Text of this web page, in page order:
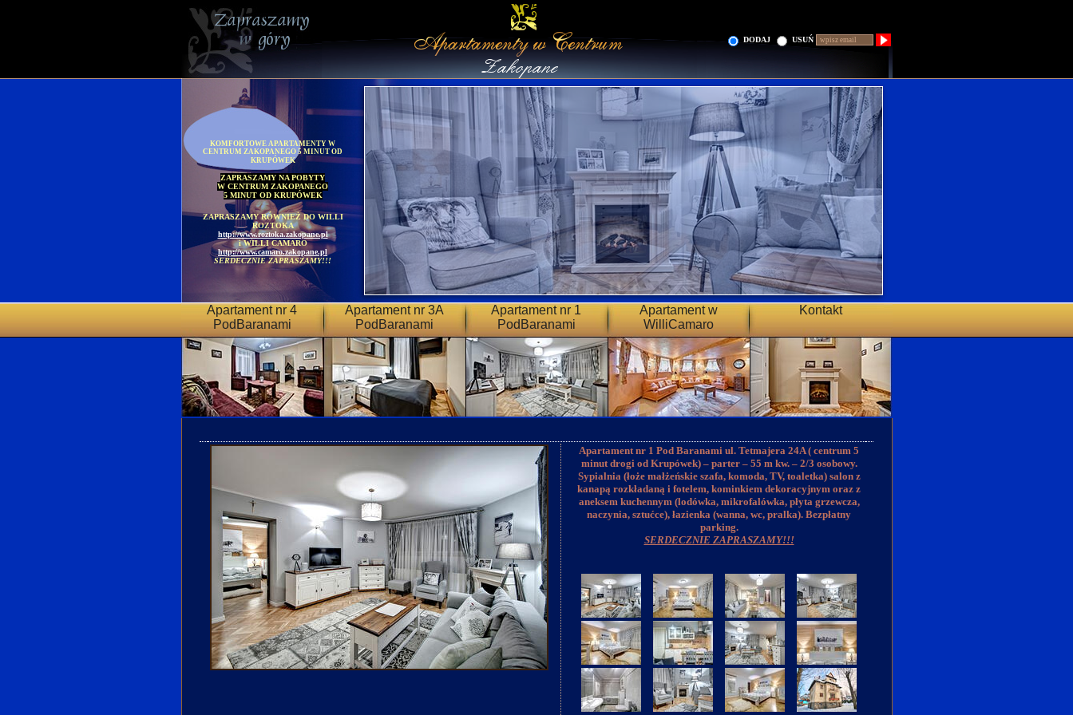
DODAJ USUŃ
KOMFORTOWE APARTAMENTY W
CENTRUM ZAKOPANEGO 5 MINUT OD
KRUPÓWEK
ZAPRASZAMY NA POBYTY
W CENTRUM ZAKOPANEGO
5 MINUT OD KRUPÓWEK
ZAPRASZAMY RÓWNIEŻ DO WILLI
ROZTOKA
http://www.roztoka.zakopane.pl
i WILLI CAMARO
http://www.camaro.zakopane.pl
SERDECZNIE ZAPRASZAMY!!!
Apartament nr 4
PodBaranami
Apartament nr 3A
PodBaranami
Apartament nr 1
PodBaranami
Apartament w
WilliCamaro
Kontakt
Apartament nr 1 Pod Baranami ul. Tetmajera 24A ( centrum 5
minut drogi od Krupówek) – parter – 55 m kw. – 2/3 osobowy.
Sypialnia (łoże małżeńskie szafa, komoda, TV, toaletka) salon z
kanapą rozkładaną i fotelem, kominkiem dekoracyjnym oraz z
aneksem kuchennym (lodówka, mikrofalówka, płyta grzewcza,
naczynia, sztućce), łazienka (wanna, wc, pralka). Bezpłatny
parking.
SERDECZNIE ZAPRASZAMY!!!